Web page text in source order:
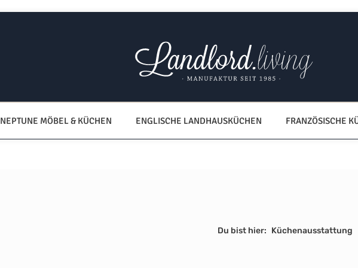
NEPTUNE MÖBEL & KÜCHEN ENGLISCHE LANDHAUSKÜCHEN FRANZÖSISCHE
Du bist hier: Küchenausstattung